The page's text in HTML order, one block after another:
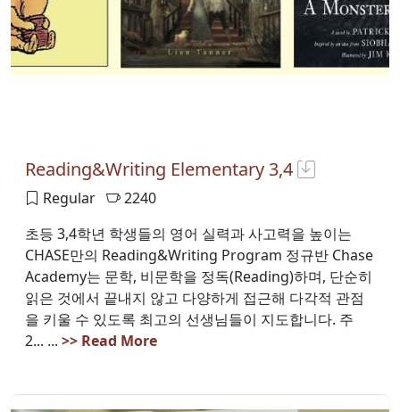
Reading&Writing Elementary 3,4
Regular
2240
초등 3,4학년 학생들의 영어 실력과 사고력을 높이는
CHASE만의 Reading&Writing Program 정규반 Chase
Academy는 문학, 비문학을 정독(Reading)하며, 단순히
읽은 것에서 끝내지 않고 다양하게 접근해 다각적 관점
을 키울 수 있도록 최고의 선생님들이 지도합니다. 주
2... ... >> Read More